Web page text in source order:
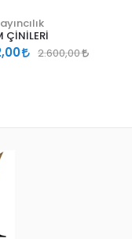
ÇİNİLERİ
2.600,00